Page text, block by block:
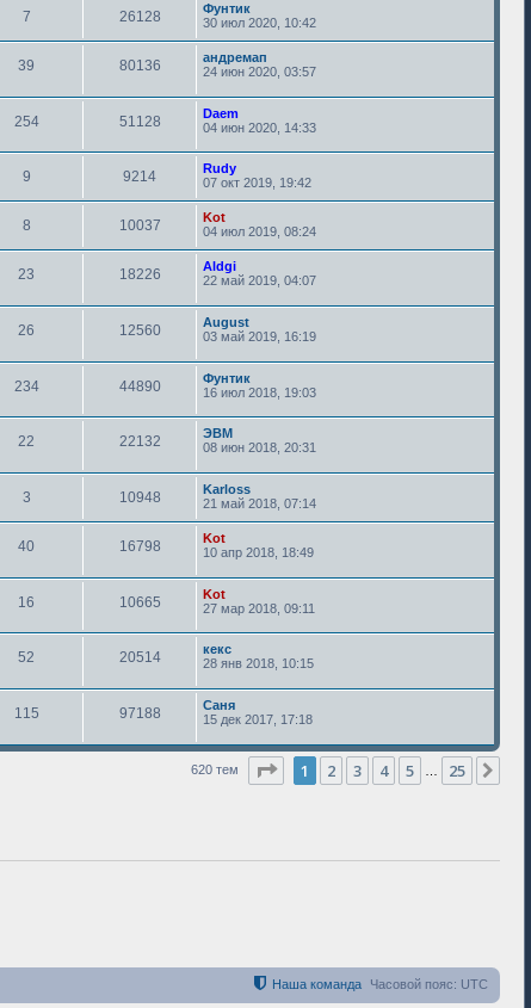
7 26128
Фунтик
30 июл 2020, 10:42
39 80136
андремап
24 июн 2020, 03:57
254 51128
Daem
04 июн 2020, 14:33
9 9214
Rudy
07 окт 2019, 19:42
8 10037
Kot
04 июл 2019, 08:24
23 18226
Aldgi
22 май 2019, 04:07
26 12560
August
03 май 2019, 16:19
234 44890
Фунтик
16 июл 2018, 19:03
22 22132
ЭВМ
08 июн 2018, 20:31
3 10948
Karloss
21 май 2018, 07:14
40 16798
Kot
10 апр 2018, 18:49
16 10665
Kot
27 мар 2018, 09:11
52 20514
кекс
28 янв 2018, 10:15
115 97188
Саня
15 дек 2017, 17:18
620 тем Страница из 25
1 2 3 4 5 25
Часовой пояс: UTC
Наша команда